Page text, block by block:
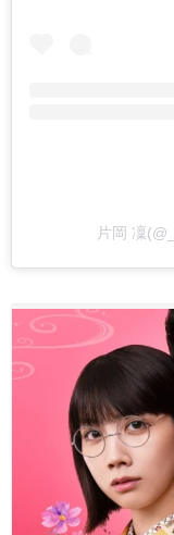
片岡 凜